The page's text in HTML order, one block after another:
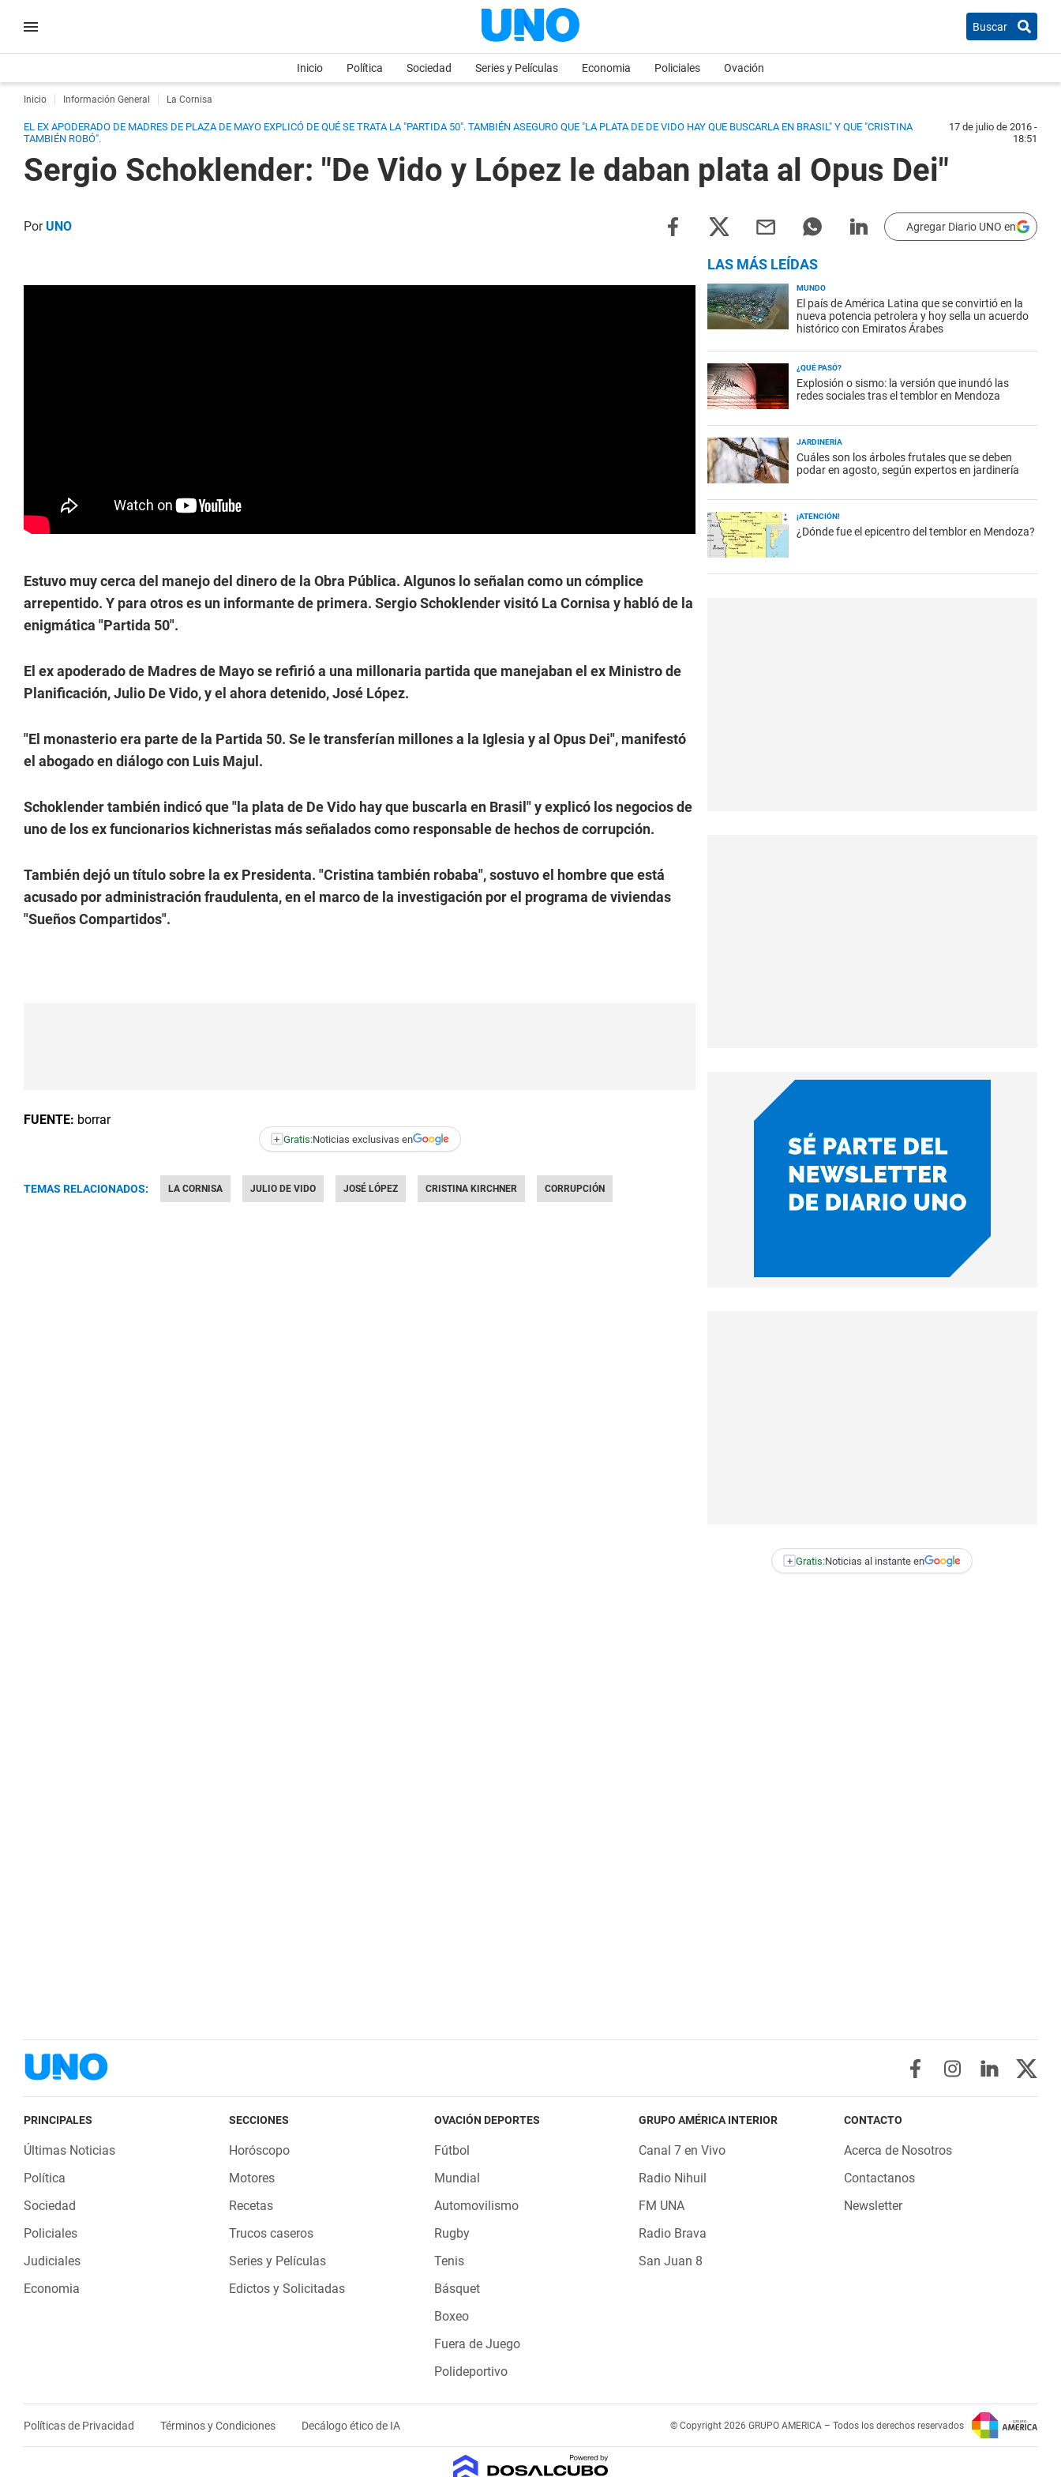
Buscar
Inicio Política Sociedad Series y Películas Economia Policiales Ovación
Inicio Información General La Cornisa
EL EX APODERADO DE MADRES DE PLAZA DE MAYO EXPLICÓ DE QUÉ SE TRATA LA "PARTIDA 50". TAMBIÉN ASEGURO QUE "LA PLATA DE DE VIDO HAY QUE BUSCARLA EN BRASIL" Y QUE "CRISTINA
TAMBIÉN ROBÓ".
17 de julio de 2016 -
18:51
Sergio Schoklender: "De Vido y López le daban plata al Opus Dei"
PorUNO Agregar Diario UNO en
Estuvo muy cerca del manejo del dinero de la Obra Pública. Algunos lo señalan como un cómplice
arrepentido. Y para otros es un informante de primera. Sergio Schoklender visitó La Cornisa y habló de la
enigmática "Partida 50".
El ex apoderado de Madres de Mayo se refirió a una millonaria partida que manejaban el ex Ministro de
Planificación, Julio De Vido, y el ahora detenido, José López.
"El monasterio era parte de la Partida 50. Se le transferían millones a la Iglesia y al Opus Dei", manifestó
el abogado en diálogo con Luis Majul.
Schoklender también indicó que "la plata de De Vido hay que buscarla en Brasil" y explicó los negocios de
uno de los ex funcionarios kichneristas más señalados como responsable de hechos de corrupción.
También dejó un título sobre la ex Presidenta. "Cristina también robaba", sostuvo el hombre que está
acusado por administración fraudulenta, en el marco de la investigación por el programa de viviendas
"Sueños Compartidos".
FUENTE: borrar
+ Gratis:Noticias exclusivas en
TEMAS RELACIONADOS: LA CORNISA JULIO DE VIDO JOSÉ LÓPEZ CRISTINA KIRCHNER CORRUPCIÓN
LAS MÁS LEÍDAS
MUNDO
El país de América Latina que se convirtió en la
nueva potencia petrolera y hoy sella un acuerdo
histórico con Emiratos Árabes
¿QUÉ PASÓ?
Explosión o sismo: la versión que inundó las
redes sociales tras el temblor en Mendoza
JARDINERÍA
Cuáles son los árboles frutales que se deben
podar en agosto, según expertos en jardinería
¡ATENCIÓN!
¿Dónde fue el epicentro del temblor en Mendoza?
+ Gratis:Noticias al instante en
PRINCIPALES
Últimas Noticias
Política
Sociedad
Policiales
Judiciales
Economia
SECCIONES
Horóscopo
Motores
Recetas
Trucos caseros
Series y Películas
Edictos y Solicitadas
OVACIÓN DEPORTES
Fútbol
Mundial
Automovilismo
Rugby
Tenis
Básquet
Boxeo
Fuera de Juego
Polideportivo
GRUPO AMÉRICA INTERIOR
Canal 7 en Vivo
Radio Nihuil
FM UNA
Radio Brava
San Juan 8
CONTACTO
Acerca de Nosotros
Contactanos
Newsletter
Políticas de Privacidad Términos y Condiciones Decálogo ético de IA © Copyright 2026 GRUPO AMERICA – Todos los derechos reservados